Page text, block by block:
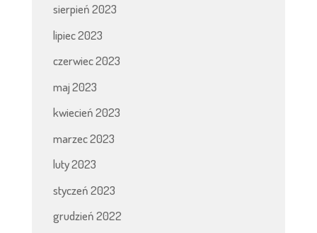
sierpień 2023
lipiec 2023
czerwiec 2023
maj 2023
kwiecień 2023
marzec 2023
luty 2023
styczeń 2023
grudzień 2022